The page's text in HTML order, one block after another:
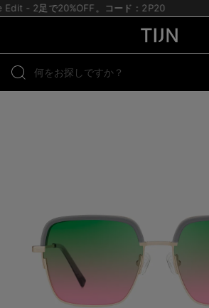
- 2足で20%OFF。コード：2P20